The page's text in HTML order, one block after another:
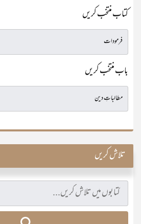
کتاب منتخب کریں
باب منتخب کریں
تلاش کریں